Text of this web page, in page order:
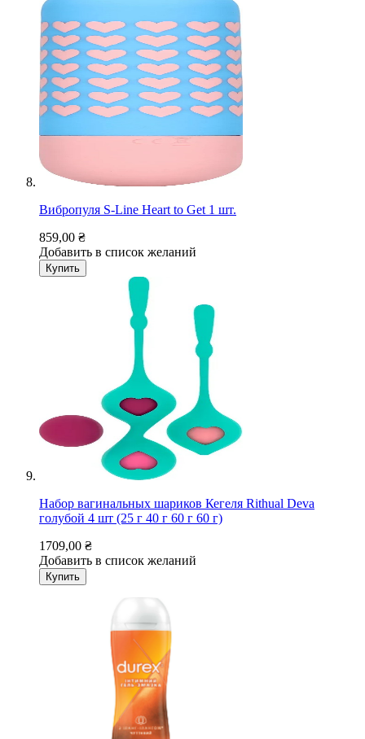
Вибропуля S-Line Heart to Get 1 шт.
859,00 ₴
Добавить в список желаний
Купить
Набор вагинальных шариков Кегеля Rithual Deva
голубой 4 шт (25 г 40 г 60 г 60 г)
1709,00 ₴
Добавить в список желаний
Купить